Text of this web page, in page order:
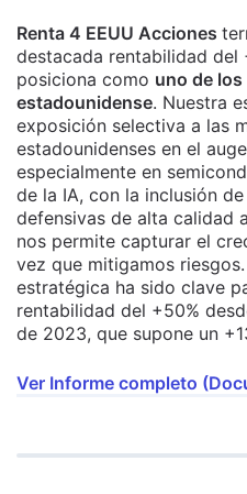
Renta 4 EEUU Acciones
destacada rentabilidad del
posiciona como uno de
estadounidense. Nuestra
exposición selectiva a las
estadounidenses en el
especialmente en
de la IA, con la inclusión
defensivas de alta calidad
nos permite capturar el
vez que mitigamos
estratégica ha sido clave
rentabilidad del +50%
de 2023, que supone un
Ver Informe completo